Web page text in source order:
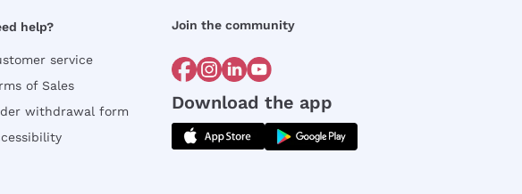
help?
service
of Sales
withdrawal form
Join the community
Download the app